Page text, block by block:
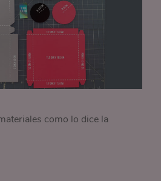
como lo dice la